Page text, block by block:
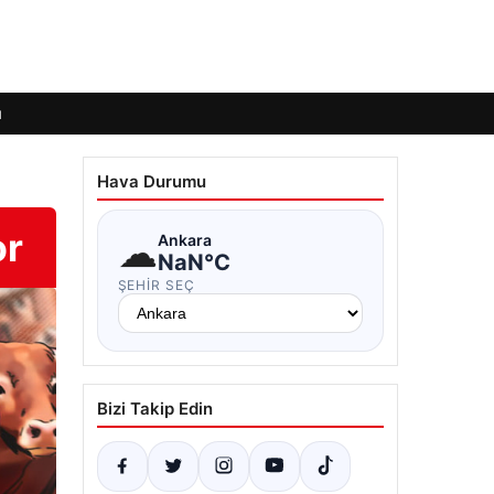
Hava Durumu
☁Ankara
NaN°C
ŞEHIR SEÇ
Bizi Takip Edin